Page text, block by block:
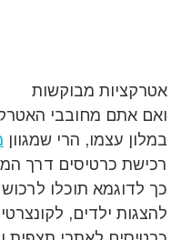
אטרקציות מבוקשות
ואם אתם מחובבי
במלון עצמו, הרי שמגוון
רכישת כרטיסים דרך
כך לדוגמא תוכלו
להצגות ילדים,